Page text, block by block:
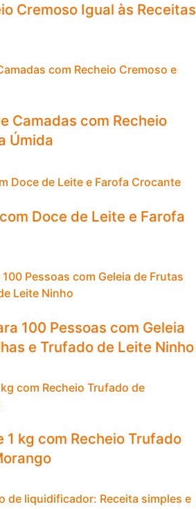
Cremoso Igual às Receitas
Camadas com Recheio
Úmida
Doce de Leite e Farofa
100 Pessoas com Geleia
e Trufado de Leite Ninho
1 kg com Recheio Trufado